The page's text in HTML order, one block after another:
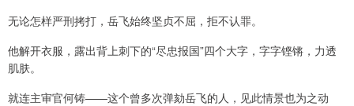
无论怎样严刑拷打，岳飞始终坚贞不屈，拒不认罪。
他解开衣服，露出背上刺下的“尽忠报国”四个大字，字字铿锵，力透
肌肤。
就连主审官何铸——这个曾多次弹劾岳飞的人，见此情景也为之动